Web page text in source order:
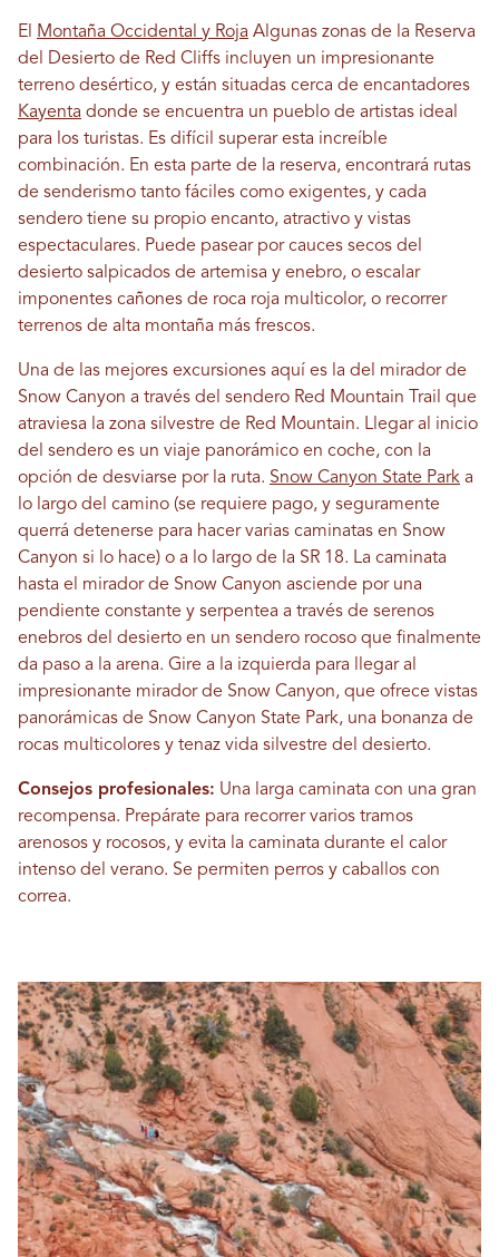
El Montaña Occidental y Roja Algunas zonas de la Reserva
del Desierto de Red Cliffs incluyen un impresionante
terreno desértico, y están situadas cerca de encantadores
Kayenta donde se encuentra un pueblo de artistas ideal
para los turistas. Es difícil superar esta increíble
combinación. En esta parte de la reserva, encontrará rutas
de senderismo tanto fáciles como exigentes, y cada
sendero tiene su propio encanto, atractivo y vistas
espectaculares. Puede pasear por cauces secos del
desierto salpicados de artemisa y enebro, o escalar
imponentes cañones de roca roja multicolor, o recorrer
terrenos de alta montaña más frescos.
Una de las mejores excursiones aquí es la del mirador de
Snow Canyon a través del sendero Red Mountain Trail que
atraviesa la zona silvestre de Red Mountain. Llegar al inicio
del sendero es un viaje panorámico en coche, con la
opción de desviarse por la ruta. Snow Canyon State Park a
lo largo del camino (se requiere pago, y seguramente
querrá detenerse para hacer varias caminatas en Snow
Canyon si lo hace) o a lo largo de la SR 18. La caminata
hasta el mirador de Snow Canyon asciende por una
pendiente constante y serpentea a través de serenos
enebros del desierto en un sendero rocoso que finalmente
da paso a la arena. Gire a la izquierda para llegar al
impresionante mirador de Snow Canyon, que ofrece vistas
panorámicas de Snow Canyon State Park, una bonanza de
rocas multicolores y tenaz vida silvestre del desierto.
Consejos profesionales: Una larga caminata con una gran
recompensa. Prepárate para recorrer varios tramos
arenosos y rocosos, y evita la caminata durante el calor
intenso del verano. Se permiten perros y caballos con
correa.